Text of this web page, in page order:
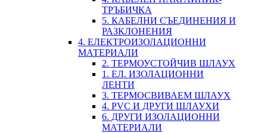
ТРЪБИЧКА
5. КАБЕЛНИ СЪЕДИНЕНИЯ И
РАЗКЛОНЕНИЯ
4. ЕЛЕКТРОИЗОЛАЦИОННИ
МАТЕРИАЛИ
2. ТЕРМОУСТОЙЧИВ ШЛАУХ
1. ЕЛ. ИЗОЛАЦИОННИ
ЛЕНТИ
3. ТЕРМОСВИВАЕМ ШЛАУХ
4. PVC И ДРУГИ ШЛАУХИ
6. ДРУГИ ИЗОЛАЦИОННИ
МАТЕРИАЛИ